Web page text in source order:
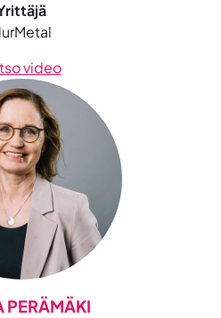
video
PERÄMÄKI